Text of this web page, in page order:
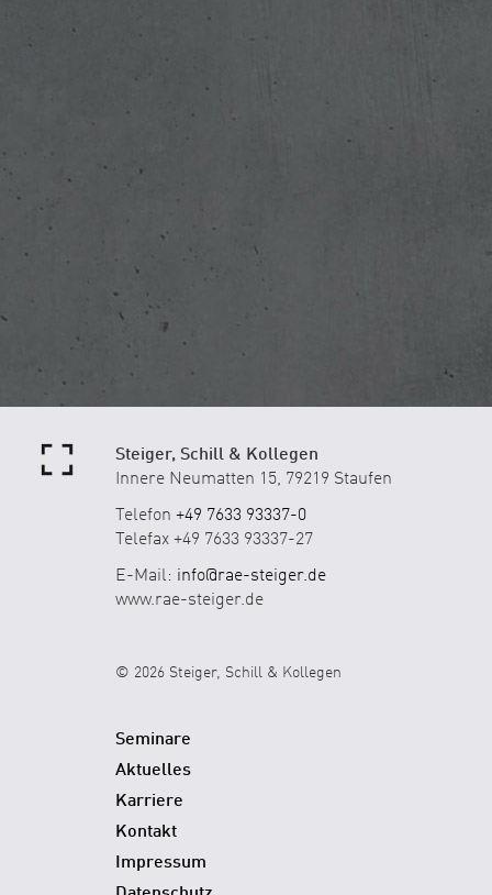
Steiger, Schill & Kollegen
Innere Neumatten 15, 79219 Staufen
Telefon +49 7633 93337-0
Telefax +49 7633 93337-27
E-Mail: info@rae-steiger.de
www.rae-steiger.de
© 2026 Steiger, Schill & Kollegen
Seminare
Aktuelles
Karriere
Kontakt
Impressum